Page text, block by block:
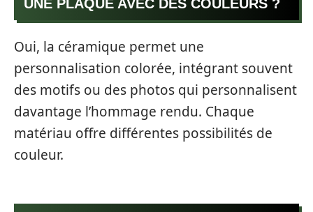
UNE PLAQUE AVEC DES COULEURS ?
Oui, la céramique permet une
personnalisation colorée, intégrant souvent
des motifs ou des photos qui personnalisent
davantage l’hommage rendu. Chaque
matériau offre différentes possibilités de
couleur.